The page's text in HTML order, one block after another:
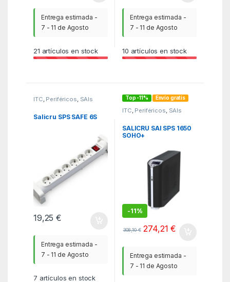
Entrega estimada -
7 - 11 de Agosto
21 artículos en stock
Entrega estimada -
7 - 11 de Agosto
10 artículos en stock
ITC Periféricos SAIs
Salicru SPS SAFE 6S
19,25€
Entrega estimada -
7 - 11 de Agosto
7 artículos en stock
Top -11% Envío gratis
ITC Periféricos SAIs
SALICRU SAI SPS 1650
SOHO+
-11%
308,10€ 274,21€
Entrega estimada -
7 - 11 de Agosto